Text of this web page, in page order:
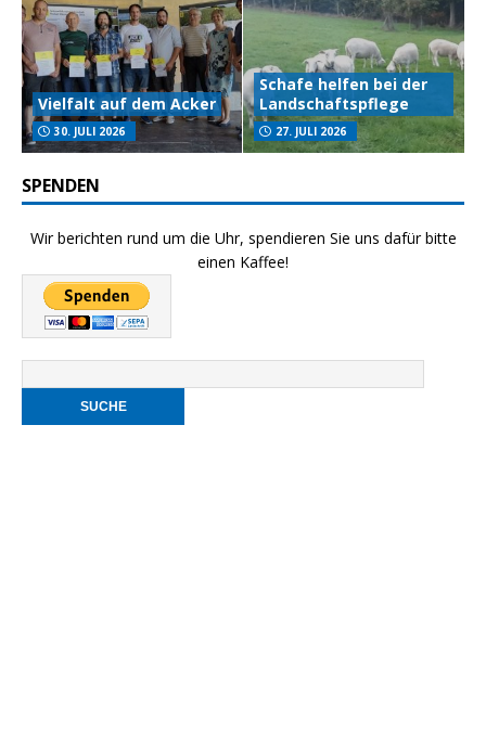
Vielfalt auf dem Acker
30. JULI 2026
Schafe helfen bei der
Landschaftspflege
27. JULI 2026
SPENDEN
Wir berichten rund um die Uhr, spendieren Sie uns dafür bitte
einen Kaffee!